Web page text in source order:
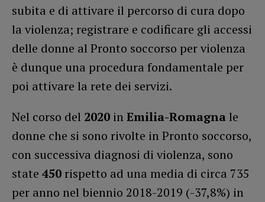
subita e di attivare il percorso di cura dopo
la violenza; registrare e codificare gli accessi
delle donne al Pronto soccorso per violenza
è dunque una procedura fondamentale per
poi attivare la rete dei servizi.
Nel corso del 2020 inEmilia-Romagnale
donne che si sono rivolte in Pronto soccorso,
con successiva diagnosi di violenza, sono
state 450 rispetto ad una media di circa 735
per anno nel biennio 2018-2019 (-37,8%) in